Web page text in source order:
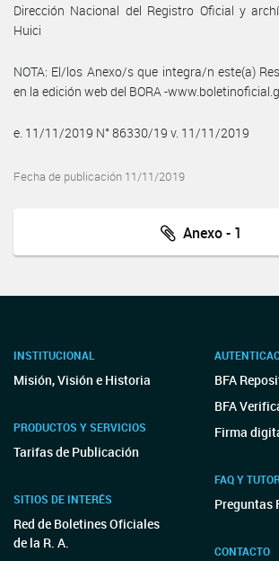
Dirección Nacional del Registro Oficial y
Huici
NOTA: El/los Anexo/s que integra/n este(a)
en la edición web del BORA -
e. 11/11/2019 N° 86330/19 v. 11/11/2019
Fecha de publicación 11/11/2019
Anexo - 1
INSTITUCIONAL
Misión, Visión e Historia
PRODUCTOS Y SERVICIOS
Tarifas de Publicación
SITIOS DE INTERÉS
Red de Boletines Oficiales
de la R. A.
BFA
BFA
Firma
FAQ Y
Preguntas
CONTACTO